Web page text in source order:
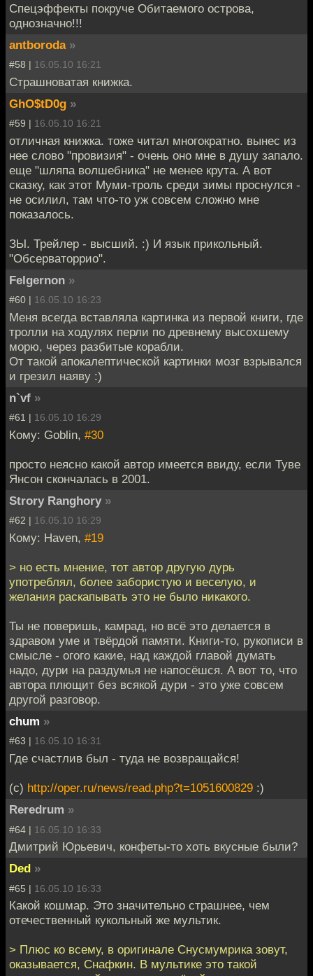
Спецэффекты покруче Обитаемого острова,
однозначно!!!
antboroda »
#58 | 16.05.10 16:21
Страшноватая книжка.
GhO$tD0g »
#59 | 16.05.10 16:21
отличная книжка. тоже читал многократно. вынес из
нее слово "провизия" - очень оно мне в душу запало.
еще "шляпа волшебника" не менее крута. А вот
сказку, как этот Муми-троль среди зимы проснулся -
не осилил, там что-то уж совсем сложно мне
показалось.
ЗЫ. Трейлер - высший. :) И язык прикольный.
"Обсерваторрио".
Felgernon »
#60 | 16.05.10 16:23
Меня всегда вставляла картинка из первой книги, где
тролли на ходулях перли по древнему высохшему
морю, через разбитые корабли.
От такой апокалептической картинки мозг взрывался
и грезил наяву :)
n`vf »
#61 | 16.05.10 16:29
Кому: Goblin, #30
просто неясно какой автор имеется ввиду, если Туве
Янсон скончалась в 2001.
Strory Ranghory »
#62 | 16.05.10 16:29
Кому: Haven, #19
> но есть мнение, тот автор другую дурь
употреблял, более забористую и веселую, и
желания раскапывать это не было никакого.
Ты не поверишь, камрад, но всё это делается в
здравом уме и твёрдой памяти. Книги-то, рукописи в
смысле - огого какие, над каждой главой думать
надо, дури на раздумья не напосёшся. А вот то, что
автора плющит без всякой дури - это уже совсем
другой разговор.
chum »
#63 | 16.05.10 16:31
Где счастлив был - туда не возвращайся!
(с) http://oper.ru/news/read.php?t=1051600829 :)
Reredrum »
#64 | 16.05.10 16:33
Дмитрий Юрьевич, конфеты-то хоть вкусные были?
Ded »
#65 | 16.05.10 16:33
Какой кошмар. Это значительно страшнее, чем
отечественный кукольный же мультик.
> Плюс ко всему, в оригинале Снусмумрика зовут,
оказывается, Снафкин. В мультике это такой